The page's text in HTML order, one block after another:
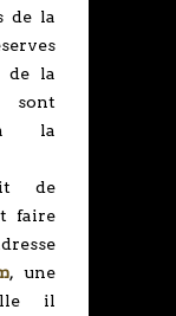
de la
de la
sont
à la
de
faire
, une
il